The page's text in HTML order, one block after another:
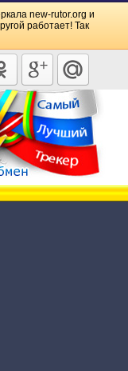
new-rutor.org и
работает! Так